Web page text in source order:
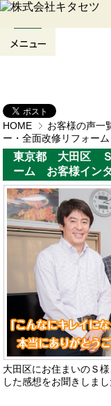
HOME お客様の声一
ー・全面改修リフォー
東京都 大田区 Ｓ
ーム お客様イン
大田区にお住まいのＳ
した感想をお聞きしまし